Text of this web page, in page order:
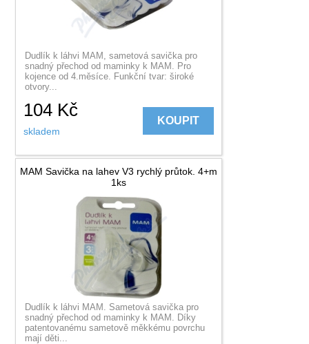
Dudlík k láhvi MAM, sametová savička pro
snadný přechod od maminky k MAM. Pro
kojence od 4.měsíce. Funkční tvar: široké
otvory...
104 Kč
skladem
KOUPIT
MAM Savička na lahev V3 rychlý průtok. 4+m
1ks
Dudlík k láhvi MAM. Sametová savička pro
snadný přechod od maminky k MAM. Díky
patentovanému sametově měkkému povrchu
mají děti...